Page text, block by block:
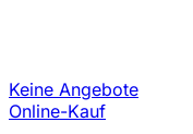
Keine Angebote
Online-Kauf